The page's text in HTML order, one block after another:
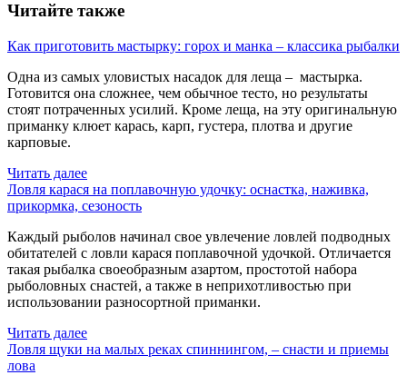
Читайте также
Как приготовить мастырку: горох и манка – классика рыбалки
Одна из самых уловистых насадок для леща – мастырка.
Готовится она сложнее, чем обычное тесто, но результаты
стоят потраченных усилий. Кроме леща, на эту оригинальную
приманку клюет карась, карп, густера, плотва и другие
карповые.
Читать далее
Ловля карася на поплавочную удочку: оснастка, наживка,
прикормка, сезоность
Каждый рыболов начинал свое увлечение ловлей подводных
обитателей с ловли карася поплавочной удочкой. Отличается
такая рыбалка своеобразным азартом, простотой набора
рыболовных снастей, а также в неприхотливостью при
использовании разносортной приманки.
Читать далее
Ловля щуки на малых реках спиннингом, – снасти и приемы
лова